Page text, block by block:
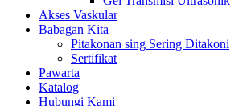
Akses Vaskular
Babagan Kita
Pitakonan sing Sering Ditakoni
Sertifikat
Pawarta
Katalog
Hubungi Kami